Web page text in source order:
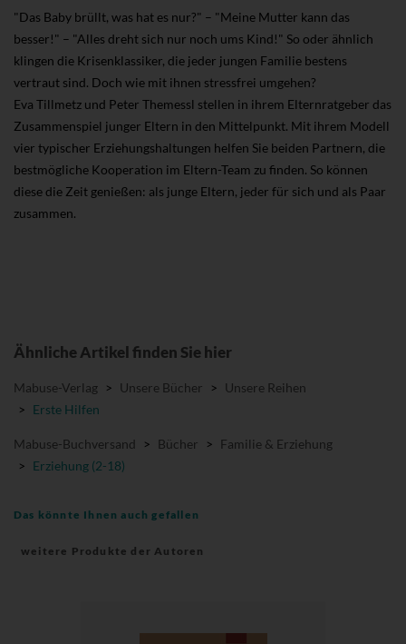
"Das Baby brüllt, was hat es nur?" – "Meine Mutter kann das
besser!" – "Alles dreht sich nur noch ums Kind!" So oder ähnlich
klingen die Krisenklassiker, die jeder jungen Familie bestens
vertraut sind. Doch wie mit ihnen stressfrei umgehen?
Eva Tillmetz und Peter Themessl stellen in ihrem Elternratgeber das
Zusammenspiel junger Eltern in den Mittelpunkt. Mit ihrem Modell
vier typischer Erziehungshaltungen helfen Sie beiden Partnern, die
bestmögliche Kooperation im Eltern-Team zu finden. So können
diese die Zeit genießen: als junge Eltern, jeder für sich und als Paar
zusammen.
Ähnliche Artikel finden Sie hier
Mabuse-Verlag > Unsere Bücher > Unsere Reihen
> Erste Hilfen
Mabuse-Buchversand > Bücher > Familie & Erziehung
> Erziehung (2-18)
Das könnte Ihnen auch gefallen
weitere Produkte der Autoren